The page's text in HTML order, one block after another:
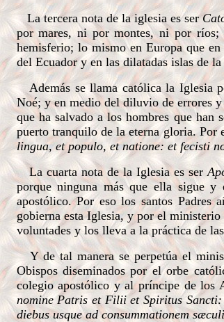
La tercera nota de la iglesia es ser
por mares, ni por montes, ni por ríos;
hemisferio; lo mismo en Europa que
del Ecuador y en las dilatadas islas de
Además se llama católica la Iglesia
Noé; y en medio del diluvio de errores
que ha salvado a los hombres que han
puerto tranquilo de la eterna gloria.
lingua, et populo, et natione: et fecisti
La cuarta nota de la Iglesia es ser
porque ninguna más que ella sigue
apostólico. Por eso los santos
gobierna esta Iglesia, y por el ministerio
voluntades y los lleva a la práctica de
Y de tal manera se perpetúa el
Obispos diseminados por el orbe
colegio apostólico y al príncipe de los
nomine Patris et Filii et Spiritus Sancti:
diebus usque ad consummationem sæculi